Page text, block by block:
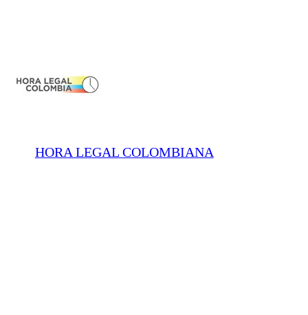
HORA LEGAL COLOMBIANA